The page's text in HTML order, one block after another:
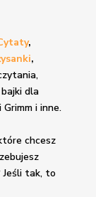
,
,
dla
i inne.
chcesz
Jeśli tak, to